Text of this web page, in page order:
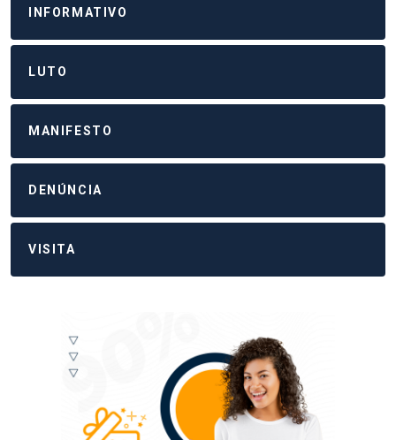
INFORMATIVO
LUTO
MANIFESTO
DENÚNCIA
VISITA